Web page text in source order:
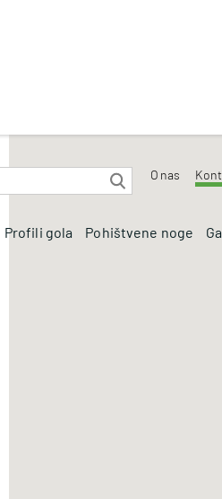
O nas
Profili gola Pohištvene noge